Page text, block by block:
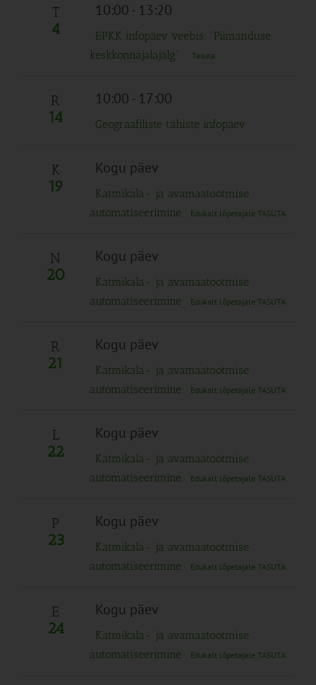
T
4
10:00- 13:20
EPKK infopäev veebis: “Piimanduse
keskkonnajalajälg”
Tasuta
R
14
10:00- 17:00
Geograafiliste tähiste infopäev
K
19
Kogu päev
Katmikala- ja avamaatootmise
automatiseerimine
Edukalt lõpetajale TASUTA
N
20
Kogu päev
Katmikala- ja avamaatootmise
automatiseerimine
Edukalt lõpetajale TASUTA
R
21
Kogu päev
Katmikala- ja avamaatootmise
automatiseerimine
Edukalt lõpetajale TASUTA
L
22
Kogu päev
Katmikala- ja avamaatootmise
automatiseerimine
Edukalt lõpetajale TASUTA
P
23
Kogu päev
Katmikala- ja avamaatootmise
automatiseerimine
Edukalt lõpetajale TASUTA
E
24
Kogu päev
Katmikala- ja avamaatootmise
automatiseerimine
Edukalt lõpetajale TASUTA